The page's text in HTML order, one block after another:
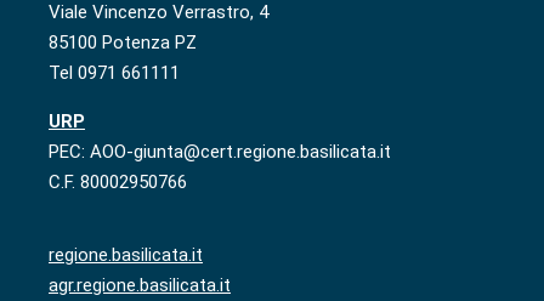
Viale Vincenzo Verrastro, 4
85100 Potenza PZ
Tel 0971 661111
URP
PEC: AOO-giunta@cert.regione.basilicata.it
C.F. 80002950766
regione.basilicata.it
agr.regione.basilicata.it